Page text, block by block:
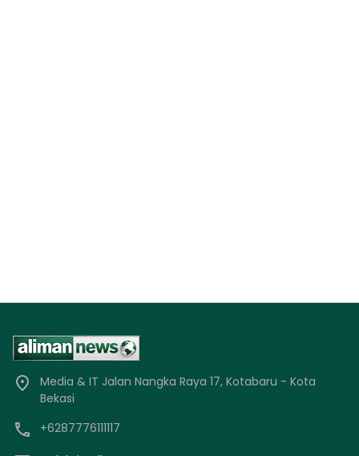
Media & IT Jalan Nangka Raya 17, Kotabaru - Kota
Bekasi
+6287776111117